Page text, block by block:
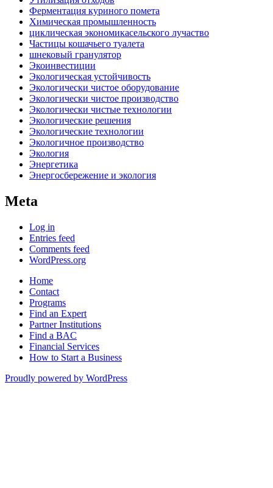
Ферментация куриного помета
Химическая промышленность
циклическая экономикасельского лучаство
Частицы кошачьего туалета
шнековый гранулятор
Экоинвестиции
Экологическая устойчивость
Экологически чистое оборудование
Экологически чистое производство
Экологически чистые технологии
Экологические решения
Экологические технологии
Экологичное производство
Экология
Энергетика
Энергосбережение и экология
Meta
Log in
Entries feed
Comments feed
WordPress.org
Home
Contact
Programs
Find an Expert
Partner Institutions
Find a BAC
Financial Services
How to Start a Business
Proudly powered by WordPress